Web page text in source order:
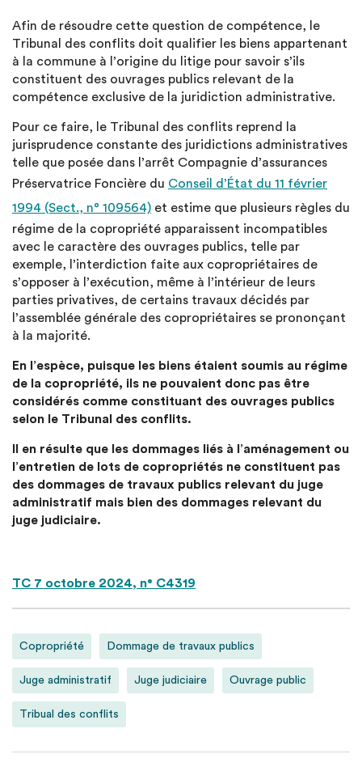
Afin de résoudre cette question de compétence, le
Tribunal des conflits doit qualifier les biens appartenant
à la commune à l’origine du litige pour savoir s’ils
constituent des ouvrages publics relevant de la
compétence exclusive de la juridiction administrative.
Pour ce faire, le Tribunal des conflits reprend la
jurisprudence constante des juridictions administratives
telle que posée dans l’arrêt Compagnie d’assurances
Préservatrice Foncière du Conseil d’État du 11 février
1994 (Sect., n° 109564) et estime que plusieurs règles du
régime de la copropriété apparaissent incompatibles
avec le caractère des ouvrages publics, telle par
exemple, l’interdiction faite aux copropriétaires de
s’opposer à l’exécution, même à l’intérieur de leurs
parties privatives, de certains travaux décidés par
l’assemblée générale des copropriétaires se prononçant
à la majorité.
En l’espèce, puisque les biens étaient soumis au régime
de la copropriété, ils ne pouvaient donc pas être
considérés comme constituant des ouvrages publics
selon le Tribunal des conflits.
Il en résulte que les dommages liés à l’aménagement ou
l’entretien de lots de copropriétés ne constituent pas
des dommages de travaux publics relevant du juge
administratif mais bien des dommages relevant du
juge judiciaire.
TC 7 octobre 2024, n° C4319
Copropriété Dommage de travaux publics
Juge administratif Juge judiciaire Ouvrage public
Tribual des conflits